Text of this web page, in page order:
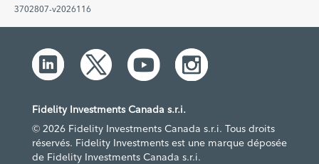
3702807-v2026116
Fidelity Investments Canada s.r.i.
© 2026 Fidelity Investments Canada s.r.i. Tous droits
réservés. Fidelity Investments est une marque déposée
de Fidelity Investments Canada s.r.i.